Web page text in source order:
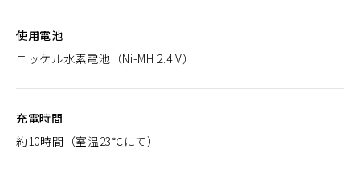
使用電池
ニッケル水素電池（Ni-MH 2.4 V）
充電時間
約10時間（室温23℃にて）